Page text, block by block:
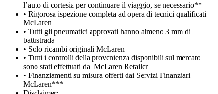
l’auto di cortesia per continuare il viaggio, se necessario**
• Rigorosa ispezione completa ad opera di tecnici qualificati
McLaren
• Tutti gli pneumatici approvati hanno almeno 3 mm di
battistrada
• Solo ricambi originali McLaren
• Tutti i controlli della provenienza disponibili sul mercato
sono stati effettuati dal McLaren Retailer
• Finanziamenti su misura offerti dai Servizi Finanziari
McLaren***